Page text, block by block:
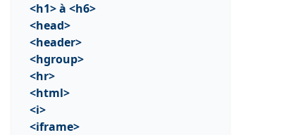
<h1> à <h6>
<head>
<header>
<hgroup>
<hr>
<html>
<i>
<iframe>